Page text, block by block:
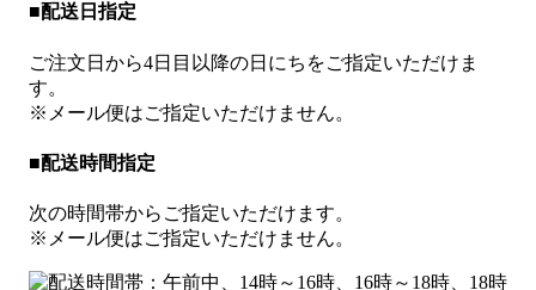
■配送日指定
ご注文日から4日目以降の日にちをご指定いただけま
す。
※メール便はご指定いただけません。
■配送時間指定
次の時間帯からご指定いただけます。
※メール便はご指定いただけません。